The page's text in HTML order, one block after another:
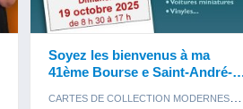
Soyez les bienvenus à ma
41ème Bourse e Saint-André-
CARTES DE COLLECTION MODERNES